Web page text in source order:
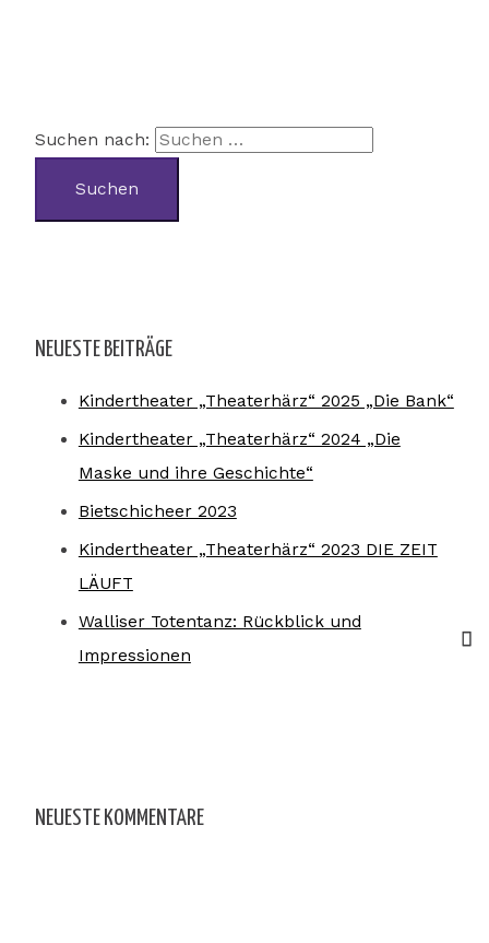
Suchen nach:
NEUESTE BEITRÄGE
Kindertheater „Theaterhärz“ 2025 „Die Bank“
Kindertheater „Theaterhärz“ 2024 „Die
Maske und ihre Geschichte“
Bietschicheer 2023
Kindertheater „Theaterhärz“ 2023 DIE ZEIT
LÄUFT
Walliser Totentanz: Rückblick und
Impressionen
NEUESTE KOMMENTARE